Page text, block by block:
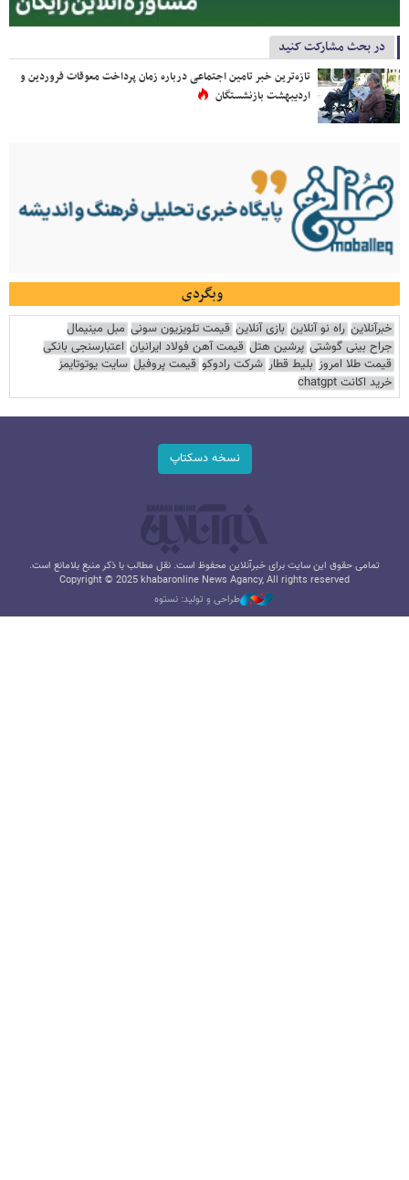
در بحث مشارکت کنید
تازه‌ترین خبر تامین اجتماعی درباره زمان پرداخت معوقات فروردین و
اردیبهشت بازنشستگان
وبگردی
خبرآنلاین راه نو آنلاین بازی آنلاین قیمت تلویزیون سونی مبل مینیمال
جراح بینی گوشتی پرشین هتل قیمت آهن فولاد ایرانیان اعتبارسنجی بانکی
قیمت طلا امروز بلیط قطار شرکت رادوکو قیمت پروفیل سایت یوتوتایمز
خرید اکانت chatgpt
نسخه دسکتاپ
تمامی حقوق این سایت برای خبرآنلاین محفوظ است. نقل مطالب با ذکر منبع بلامانع است.
Copyright © 2025 khabaronline News Agancy, All rights reserved
طراحی و تولید: نستوه